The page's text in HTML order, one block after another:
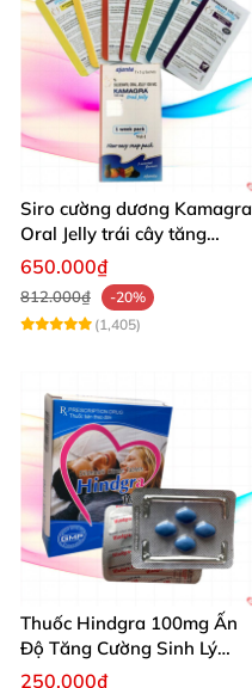
Siro cường dương Kamagra
Oral Jelly trái cây tăng
cường sinh lý nam
650.000₫
812.000₫
-20%
(1,405)
Thuốc Hindgra 100mg Ấn
Độ Tăng Cường Sinh Lý
Nam Hiệu Quả
250.000₫